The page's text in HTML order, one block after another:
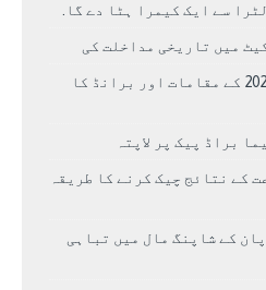
میں تاریخی مداخلت کی
مردوں کے کرکٹ ورلڈ کپ 2027 کے مقامات اور برانڈ کا
کے نتائج چیک کرنے کا طریقہ
کے شاپنگ مال میں تباہی